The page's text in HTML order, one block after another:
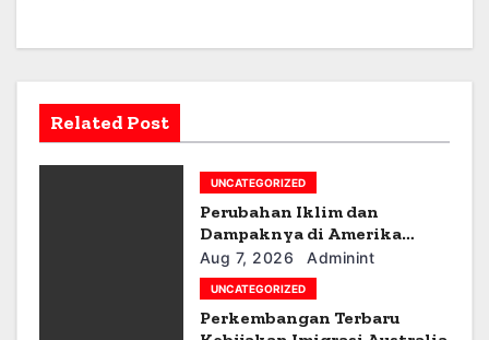
v
gRelated Post
UNCATEGORIZED
Perubahan Iklim dan
Dampaknya di Amerika
Latin
Aug 7, 2026 Adminint
UNCATEGORIZED
Perkembangan Terbaru